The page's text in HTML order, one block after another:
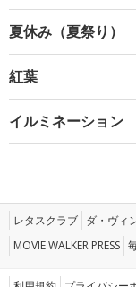
夏休み（夏祭り）
紅葉
イルミネーション
レタスクラブ ダ・ヴィ
MOVIE WALKER PRESS